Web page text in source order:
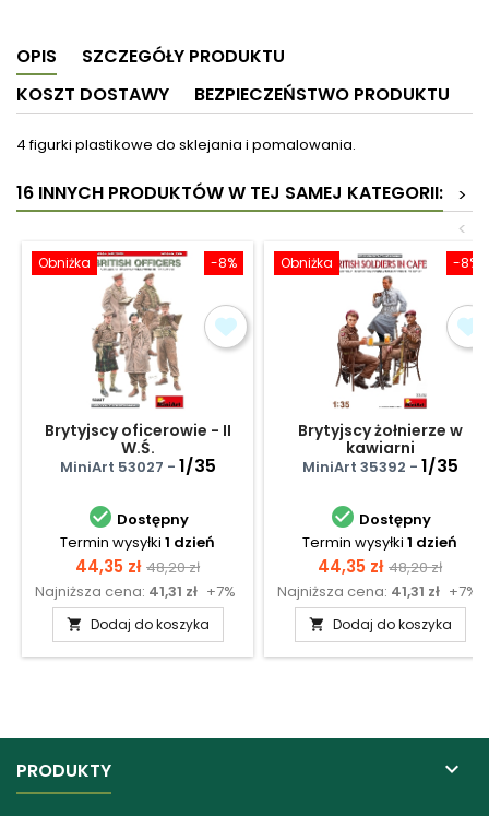
OPIS
SZCZEGÓŁY PRODUKTU
KOSZT DOSTAWY
BEZPIECZEŃSTWO PRODUKTU
4 figurki plastikowe do sklejania i pomalowania.
16 INNYCH PRODUKTÓW W TEJ SAMEJ KATEGORII:
>
<
-8%
Obniżka
Brytyjscy oficerowie - II
W.Ś.
MiniArt 53027 - 1/35
 Dostępny
Termin wysyłki 1 dzień
Cena
44,35 zł Cena
podstawowa
48,20 zł
Najniższa cena: 41,31 zł +7%
 Dodaj do koszyka
-8%
Obniżka
Brytyjscy żołnierze w
kawiarni
MiniArt 35392 - 1/35
 Dostępny
Termin wysyłki 1 dzień
Cena
44,35 zł Cena
48,20 zł
Najniższa cena: 41,31 zł +7%
 Dodaj do koszyka
PRODUKTY 